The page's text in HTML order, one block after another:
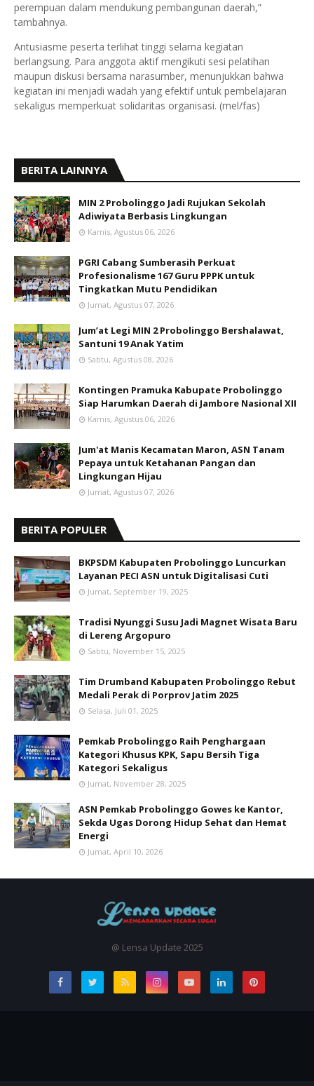
perempuan dalam mendukung pembangunan daerah,”
tambahnya.
Antusiasme peserta terlihat tinggi selama kegiatan
berlangsung. Para anggota aktif mengikuti sesi pelatihan
maupun diskusi bersama narasumber, menunjukkan bahwa
kegiatan ini menjadi wadah yang efektif untuk pembelajaran
sekaligus memperkuat solidaritas organisasi. (mel/fas)
BERITA LAINNYA
MIN 2 Probolinggo Jadi Rujukan Sekolah
Adiwiyata Berbasis Lingkungan
Kamis, Agustus 06, 2026
PGRI Cabang Sumberasih Perkuat
Profesionalisme 167 Guru PPPK untuk
Tingkatkan Mutu Pendidikan
Jumat, Agustus 07, 2026
Jum’at Legi MIN 2 Probolinggo Bershalawat,
Santuni 19 Anak Yatim
Sabtu, Agustus 08, 2026
Kontingen Pramuka Kabupate Probolinggo
Siap Harumkan Daerah di Jambore Nasional XII
Kamis, Agustus 06, 2026
Jum'at Manis Kecamatan Maron, ASN Tanam
Pepaya untuk Ketahanan Pangan dan
Lingkungan Hijau
Jumat, Agustus 07, 2026
BERITA POPULER
BKPSDM Kabupaten Probolinggo Luncurkan
Layanan PECI ASN untuk Digitalisasi Cuti
Jumat, September 19, 2025
Tradisi Nyunggi Susu Jadi Magnet Wisata Baru
di Lereng Argopuro
Sabtu, November 15, 2025
Tim Drumband Kabupaten Probolinggo Rebut
Medali Perak di Porprov Jatim 2025
Selasa, Juli 01, 2025
Pemkab Probolinggo Raih Penghargaan
Kategori Khusus KPK, Sapu Bersih Tiga
Kategori Sekaligus
Jumat, November 28, 2025
ASN Pemkab Probolinggo Gowes ke Kantor,
Sekda Ugas Dorong Hidup Sehat dan Hemat
Energi
Jumat, April 10, 2026
@ Lensa Update 2025